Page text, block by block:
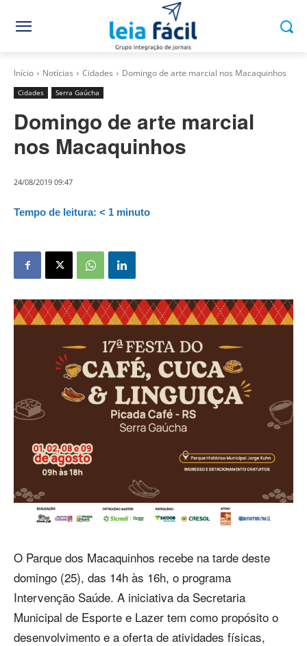
Início Notícias Cidades Domingo de arte marcial nos Macaquinhos
Cidades Serra Gaúcha
Domingo de arte marcial
nos Macaquinhos
24/08/2019 09:47
Tempo de leitura: < 1 minuto
O Parque dos Macaquinhos recebe na tarde deste
domingo (25), das 14h às 16h, o programa
Intervenção Saúde. A iniciativa da Secretaria
Municipal de Esporte e Lazer tem como propósito o
desenvolvimento e a oferta de atividades físicas,